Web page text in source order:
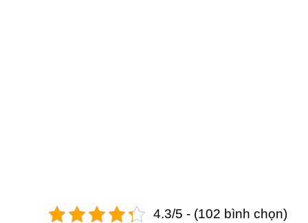
4.3/5 - (102 bình chọn)